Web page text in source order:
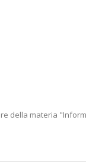
della materia